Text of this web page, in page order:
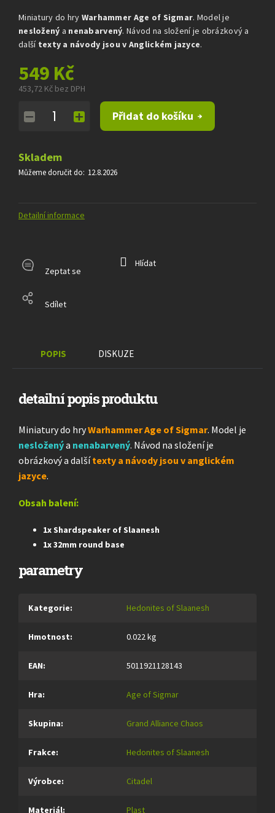
Miniatury do hry Warhammer Age of Sigmar. Model je
nesložený a nenabarvený. Návod na složení je obrázkový a
další texty a návody jsou v Anglickém jazyce.
549 Kč
453,72 Kč bez DPH
cena:
Přidat do košíku
Skladem
Můžeme doručit do: 12.8.2026
Detailní informace
Zeptat se
Hlídat
Sdílet
POPIS DISKUZE
detailní popis produktu
Miniatury do hryWarhammer Age of Sigmar. Model je
nesloženýa nenabarvený. Návod na složení je
obrázkový a dalšítexty a návody jsou v anglickém
jazyce.
Obsah balení:
1x Shardspeaker of Slaanesh
1x 32mm round base
parametry
Kategorie: Hedonites of Slaanesh
Hmotnost: 0.022 kg
EAN: 5011921128143
Hra: Age of Sigmar
Skupina: Grand Alliance Chaos
Frakce: Hedonites of Slaanesh
Výrobce: Citadel
Materiál: Plast